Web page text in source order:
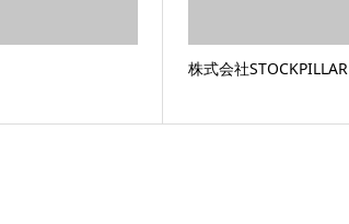
株式会社STOCKPILLAR